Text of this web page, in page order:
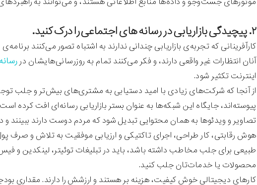
۲. پیچیدگی بازاریابی در رسانه های اجتماعی را درک کنید.
کارآفرینانی که تجربه‌ی بازاریابی چندانی ندارند به اشتباه تصور می‌کنند
آنان انتظارات غیر واقعی دارند، و فکر می‌کنند تمام به روزرسانی‌هایشان در
اینترنت تکثیر شود.
از آنجا که شرکت‌های زیادی با امید دستیابی به مشتری‌های بیش‌تر و جلب
پیوسته‌اند، جایگاه این شبکه‌ها به عنوان بستر بازاریابی رسانه‌ای افت
تصاویر و ویدئوها به همان محتوایی تبدیل شود که مردم دوست دارند ببینند
هوش رقابتی، کار طراحی، اجرای تاکتیکی و ارزیابی موفقیت به تلاش و صرف
طبیعی برای جلب مخاطب داشته باشد، باید در تبلیغات توئیتر، لینکدین و فیس
محصولات یا خدمات‌تان جلب کنید.
کارهای دیجیتالی خوش کیفیت، هزینه بر هستند و ارزشش را دارند. مقداری